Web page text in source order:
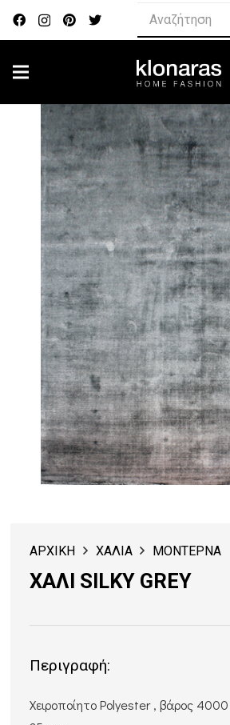
ΑΡΧΙΚΗ ΧΑΛΙΑ ΜΟΝΤΕΡΝΑ
ΧΑΛΙ SILKY GREY
Περιγραφή:
Χειροποίητο Polyester , βάρος